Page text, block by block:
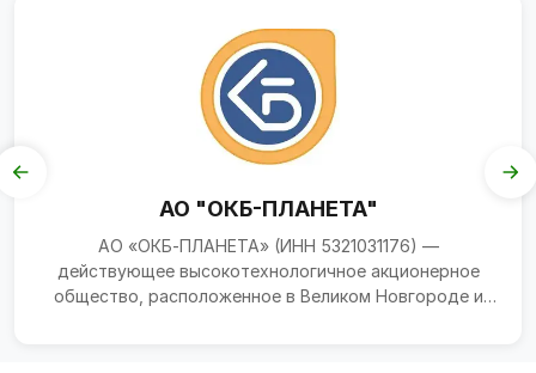
АО "ОКБ-ПЛАНЕТА"
АО «ОКБ‑ПЛАНЕТА» (ИНН 5321031176) —
действующее высокотехнологичное акционерное
общество, расположенное в Великом Новгороде и